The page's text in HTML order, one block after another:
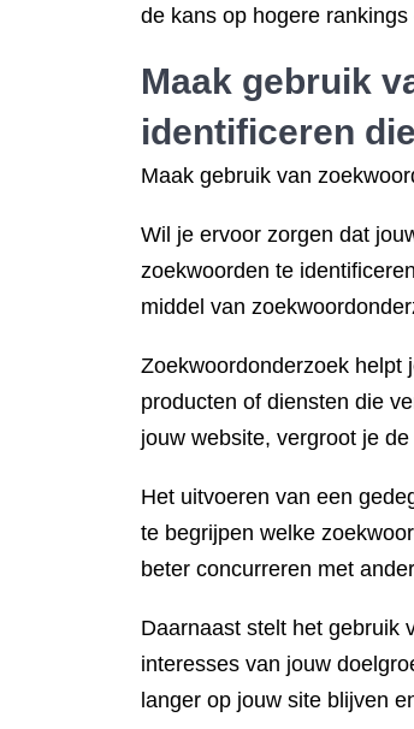
de kans op hogere
Maak gebruik
identificeren
Maak gebruik van
Wil je ervoor zorgen dat
zoekwoorden te
middel van
Zoekwoordonderzoek helpt
producten of diensten die
jouw website, vergroot je
Het uitvoeren van een
te begrijpen welke
beter concurreren met
Daarnaast stelt het gebruik
interesses van jouw
langer op jouw site blijven